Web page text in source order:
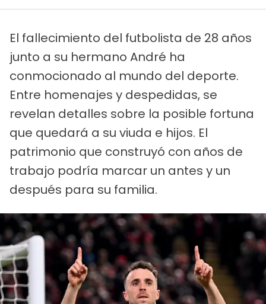
El fallecimiento del futbolista de 28 años
junto a su hermano André ha
conmocionado al mundo del deporte.
Entre homenajes y despedidas, se
revelan detalles sobre la posible fortuna
que quedará a su viuda e hijos. El
patrimonio que construyó con años de
trabajo podría marcar un antes y un
después para su familia.